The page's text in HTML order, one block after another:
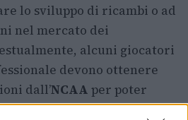
lo sviluppo di ricambi o ad
nel mercato dei
alcuni giocatori
devono ottenere
dall’NCAA per poter
(caso illustrativo: i